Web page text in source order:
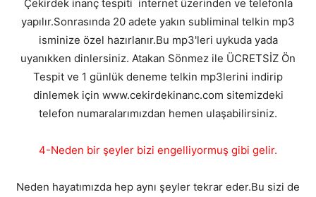
Çekirdek inanç tespiti internet üzerinden ve telefonla
yapılır.Sonrasında 20 adete yakın subliminal telkin mp3
isminize özel hazırlanır.Bu mp3'leri uykuda yada
uyanıkken dinlersiniz. Atakan Sönmez ile ÜCRETSİZ Ön
Tespit ve 1 günlük deneme telkin mp3lerini indirip
dinlemek için www.cekirdekinanc.com sitemizdeki
telefon numaralarımızdan hemen ulaşabilirsiniz.
4-Neden bir şeyler bizi engelliyormuş gibi gelir.
Neden hayatımızda hep aynı şeyler tekrar eder.Bu sizi de